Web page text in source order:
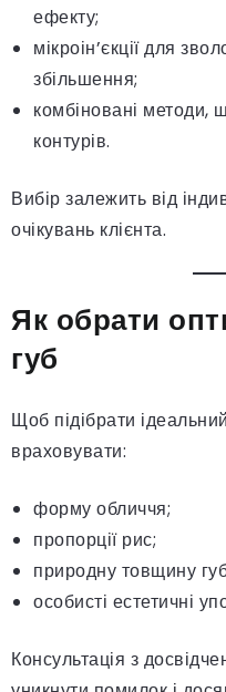
ефекту;
мікроін’єкції для
збільшення;
комбіновані методи,
контурів.
Вибір залежить від
очікувань клієнта.
Як обрати
губ
Щоб підібрати
враховувати:
форму обличчя;
пропорції рис;
природну товщину
особисті естетичні
Консультація з